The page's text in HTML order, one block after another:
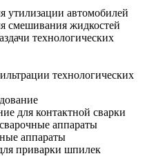
утилизации автомобилей
смешивания жидкостей
технологических
технологических
для контактной сварки
аппараты
аппараты
приварки шпилек